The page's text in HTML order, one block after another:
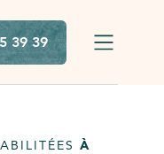
39 39
À